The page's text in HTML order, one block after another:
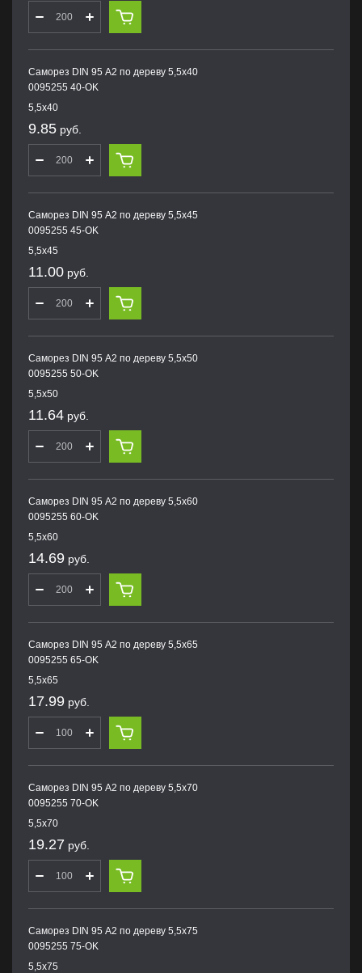
Саморез DIN 95 А2 по дереву 5,5х40
0095255 40-OK
5,5х40
9.85 руб.
Саморез DIN 95 А2 по дереву 5,5х45
0095255 45-OK
5,5х45
11.00 руб.
Саморез DIN 95 А2 по дереву 5,5х50
0095255 50-OK
5,5х50
11.64 руб.
Саморез DIN 95 А2 по дереву 5,5х60
0095255 60-OK
5,5х60
14.69 руб.
Саморез DIN 95 А2 по дереву 5,5х65
0095255 65-OK
5,5х65
17.99 руб.
Саморез DIN 95 А2 по дереву 5,5х70
0095255 70-OK
5,5х70
19.27 руб.
Саморез DIN 95 А2 по дереву 5,5х75
0095255 75-OK
5,5х75